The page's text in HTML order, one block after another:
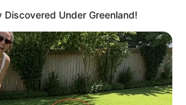
Under Greenland!